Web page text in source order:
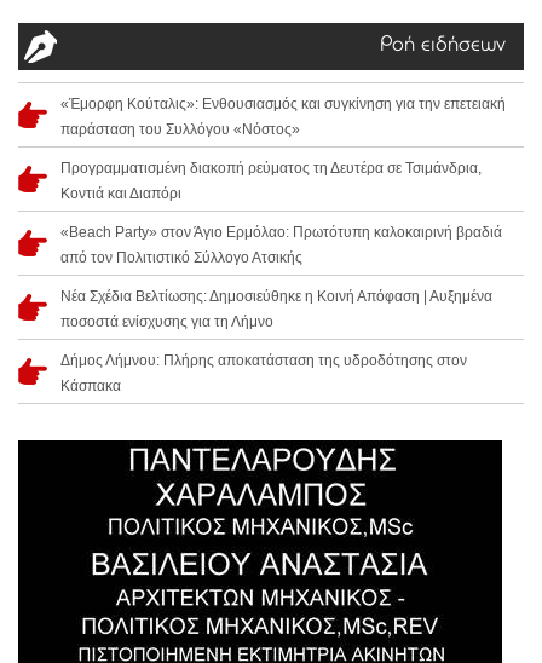
Ροή ειδήσεων
«Έμορφη Κούταλις»: Ενθουσιασμός και συγκίνηση για την επετειακή
παράσταση του Συλλόγου «Νόστος»
Προγραμματισμένη διακοπή ρεύματος τη Δευτέρα σε Τσιμάνδρια,
Κοντιά και Διαπόρι
«Beach Party» στον Άγιο Ερμόλαο: Πρωτότυπη καλοκαιρινή βραδιά
από τον Πολιτιστικό Σύλλογο Ατσικής
Νέα Σχέδια Βελτίωσης: Δημοσιεύθηκε η Κοινή Απόφαση | Αυξημένα
ποσοστά ενίσχυσης για τη Λήμνο
Δήμος Λήμνου: Πλήρης αποκατάσταση της υδροδότησης στον
Κάσπακα